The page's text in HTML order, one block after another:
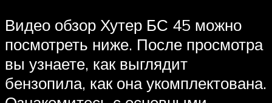
Видео обзор Хутер БС 45 можно
посмотреть ниже. После просмотра
вы узнаете, как выглядит
бензопила, как она укомплектована.